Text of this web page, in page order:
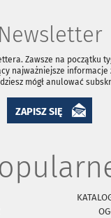
Newsletter
Zawsze na początku
najważniejsze informacje
mógł anulować
ZAPISZ SIĘ